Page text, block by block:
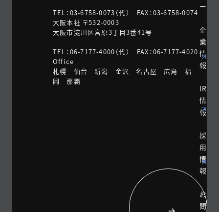
TEL：03-6758-0073（代） FAX：03-6758-0074
大阪本社 〒532-0003
大阪市淀川区宮原3丁目3番41号
TEL：06-7177-4000（代） FAX：06-7177-4020
Office
札幌 仙台 新潟 金沢 名古屋 広島 福
岡 那覇
ー
企
業
情
報
IR
情
報
採
用
情
報
お
問